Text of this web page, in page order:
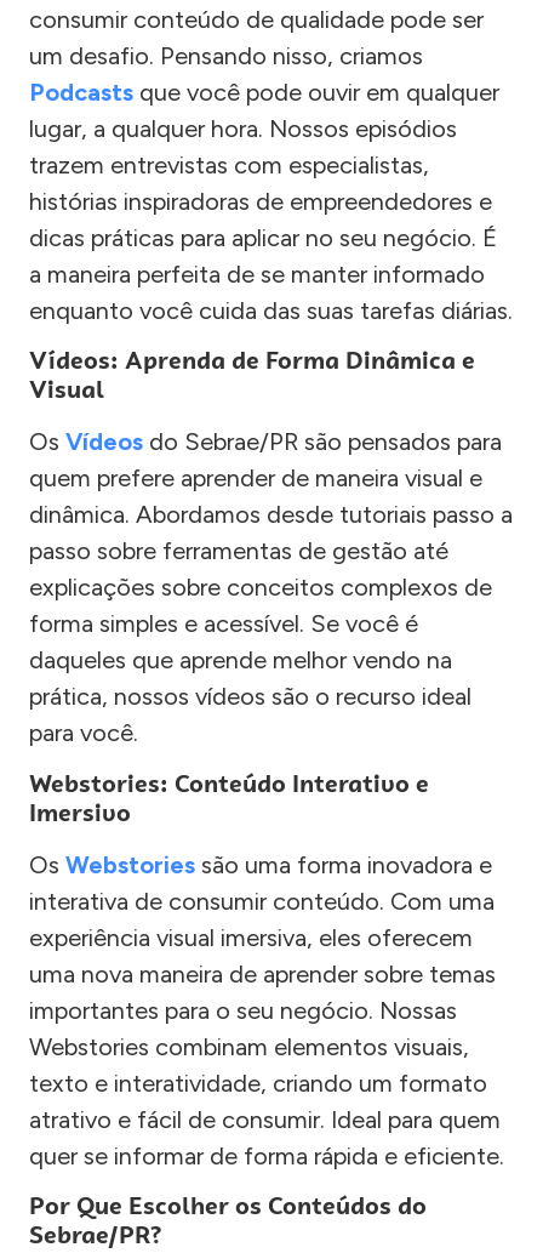
consumir conteúdo de qualidade pode ser
um desafio. Pensando nisso, criamos
Podcasts que você pode ouvir em qualquer
lugar, a qualquer hora. Nossos episódios
trazem entrevistas com especialistas,
histórias inspiradoras de empreendedores e
dicas práticas para aplicar no seu negócio. É
a maneira perfeita de se manter informado
enquanto você cuida das suas tarefas diárias.
Vídeos: Aprenda de Forma Dinâmica e
Visual
Os Vídeos do Sebrae/PR são pensados para
quem prefere aprender de maneira visual e
dinâmica. Abordamos desde tutoriais passo a
passo sobre ferramentas de gestão até
explicações sobre conceitos complexos de
forma simples e acessível. Se você é
daqueles que aprende melhor vendo na
prática, nossos vídeos são o recurso ideal
para você.
Webstories: Conteúdo Interativo e
Imersivo
Os Webstories são uma forma inovadora e
interativa de consumir conteúdo. Com uma
experiência visual imersiva, eles oferecem
uma nova maneira de aprender sobre temas
importantes para o seu negócio. Nossas
Webstories combinam elementos visuais,
texto e interatividade, criando um formato
atrativo e fácil de consumir. Ideal para quem
quer se informar de forma rápida e eficiente.
Por Que Escolher os Conteúdos do
Sebrae/PR?